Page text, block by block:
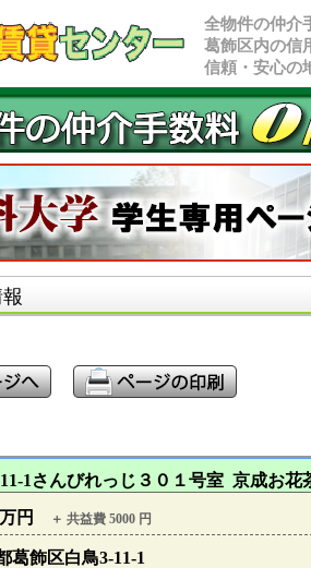
全物件の仲介
葛飾区内の信
信頼・安心の
1さんびれっじ３０１号室 京成お花
万円 ＋ 共益費 5000 円
葛飾区白鳥3-11-1